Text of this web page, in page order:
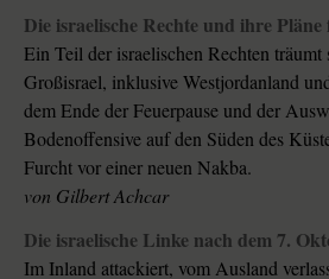
Die israelische Rechte und ihre
Ein Teil der israelischen Rechten träumt
Großisrael, inklusive Westjordanland
dem Ende der Feuerpause und der
Bodenoffensive auf den Süden des Küstengebiets wächst die
Furcht vor einer neuen Nakba.
von Gilbert Achcar
Die israelische Linke nach dem 7.
Im Inland attackiert, vom Ausland